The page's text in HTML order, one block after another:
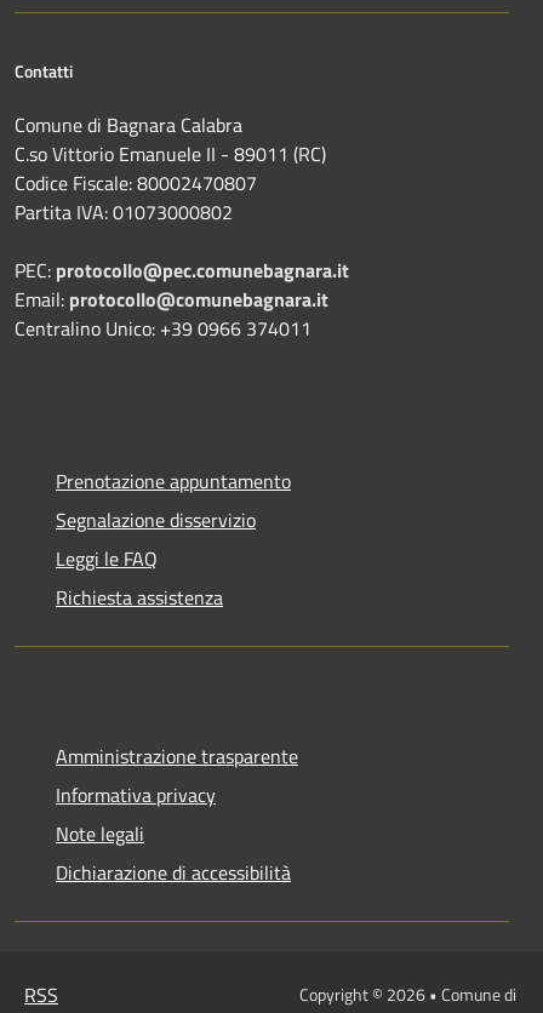
Contatti
Comune di Bagnara Calabra
C.so Vittorio Emanuele II - 89011 (RC)
Codice Fiscale:80002470807
Partita IVA:01073000802
PEC: protocollo@pec.comunebagnara.it
Email: protocollo@comunebagnara.it
Centralino Unico: +39 0966 374011
Prenotazione appuntamento
Segnalazione disservizio
Leggi le FAQ
Richiesta assistenza
Amministrazione trasparente
Informativa privacy
Note legali
Dichiarazione di accessibilità
RSS
Copyright © 2026 • Comune di